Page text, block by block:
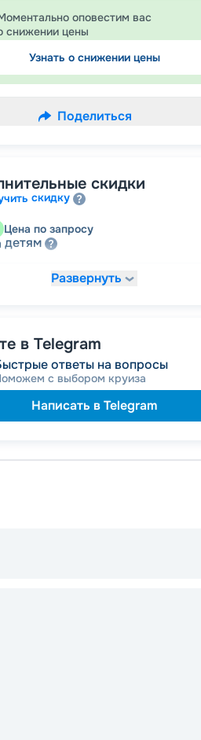
оповестим вас
снижении цены
Узнать о снижении цены
Поделиться
скидки
скидку
Цена по запросу
детям
37 229 ₽/ турист
Развернуть
в Telegram
ответы на вопросы
с выбором круиза
Написать в Telegram